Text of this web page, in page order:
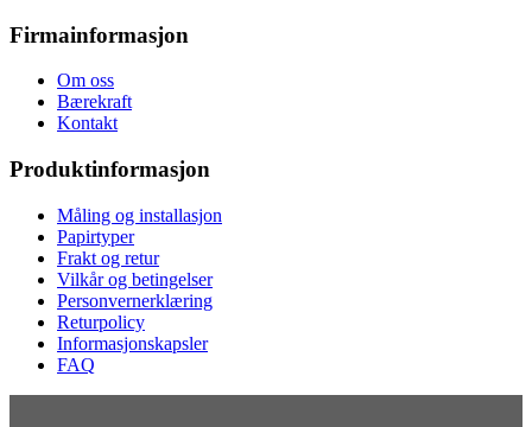
Firmainformasjon
Om oss
Bærekraft
Kontakt
Produktinformasjon
Måling og installasjon
Papirtyper
Frakt og retur
Vilkår og betingelser
Personvernerklæring
Returpolicy
Informasjonskapsler
FAQ